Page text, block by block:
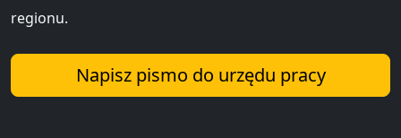
regionu.
Napisz pismo do urzędu pracy